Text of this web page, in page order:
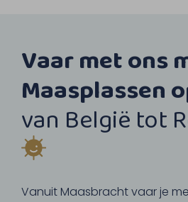
Vaar met ons
Maasplassen
van België tot
Vanuit Maasbracht vaar je